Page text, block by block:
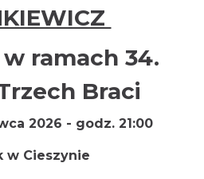
ramach 34.
Braci
2026 - godz. 21:00
w Cieszynie